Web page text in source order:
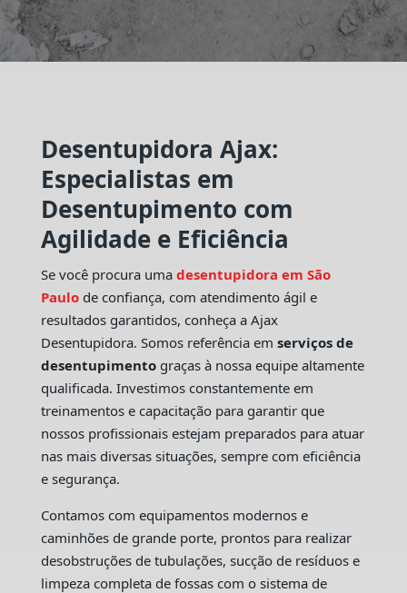
Desentupidora Ajax:
Especialistas em
Desentupimento com
Agilidade e Eficiência
Se você procura uma desentupidora em São
Paulo de confiança, com atendimento ágil e
resultados garantidos, conheça a Ajax
Desentupidora. Somos referência em serviços de
desentupimentograças à nossa equipe altamente
qualificada. Investimos constantemente em
treinamentos e capacitação para garantir que
nossos profissionais estejam preparados para atuar
nas mais diversas situações, sempre com eficiência
e segurança.
Contamos com equipamentos modernos e
caminhões de grande porte, prontos para realizar
desobstruções de tubulações, sucção de resíduos e
limpeza completa de fossas com o sistema de